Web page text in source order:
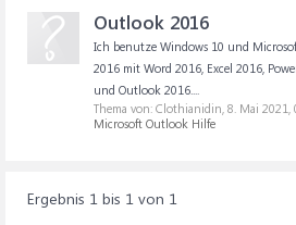
Outlook 2016
Ich benutze Windows 10 und
2016 mit Word 2016, Excel 2016,
und Outlook 2016....
Thema von: Clothianidin, 8. Mai 2021,
Microsoft Outlook Hilfe
Ergebnis 1 bis 1 von 1